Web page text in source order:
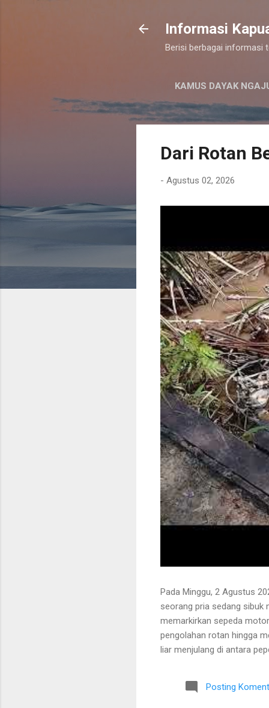
Informasi
Berisi berbagai informasi
KAMUS DAYAK
Dari Rotan
- Agustus 02, 2026
Pada Minggu, 2 Agustus
seorang pria sedang sibuk
memarkirkan sepeda
pengolahan rotan hingga
liar menjulang di antara
Tanaman itu diperkirakan
untuk ditarik dan dipanen.
Posting